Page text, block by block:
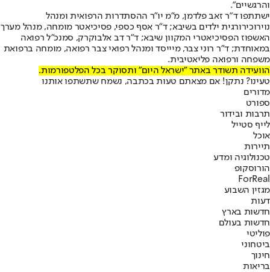
והרגשיים".
ישתתפו ד"ר זאב פלדמן, מ"מ יו"ר ההסתדרות הרפואית ומנהל
נוירוכירורגית ילדים בשיבא; ד"ר אסף כספי, פסיכיאטר מומחה, מנהל מערך
האשפוז הפסיכיאטרי המקוון שיבא; ד"ר דב אלבוקרק, סמנכ"ל רפואה
במאוחדת; ד"ר רוני צבר, מיייסד ומנהל רפואי צבר רפואה, מומחה ברפואת
משפחה ורפואה פליאטיבית.
הוועידה תשודר באתר "ישראל היום" ותסוקר בכל הפלטפורמות.
טעינו? נתקן! אם מצאתם טעות בכתבה, נשמח שתשתפו אותנו
מדורים
ספורט
תרבות ובידור
לייף סטייל
אוכל
תיירות
טכנולוגיה ומדע
הורוסקופ
ForReal
מגזין השבוע
דעות
חדשות בארץ
חדשות בעולם
פוליטי
ביטחוני
חינוך
בריאות